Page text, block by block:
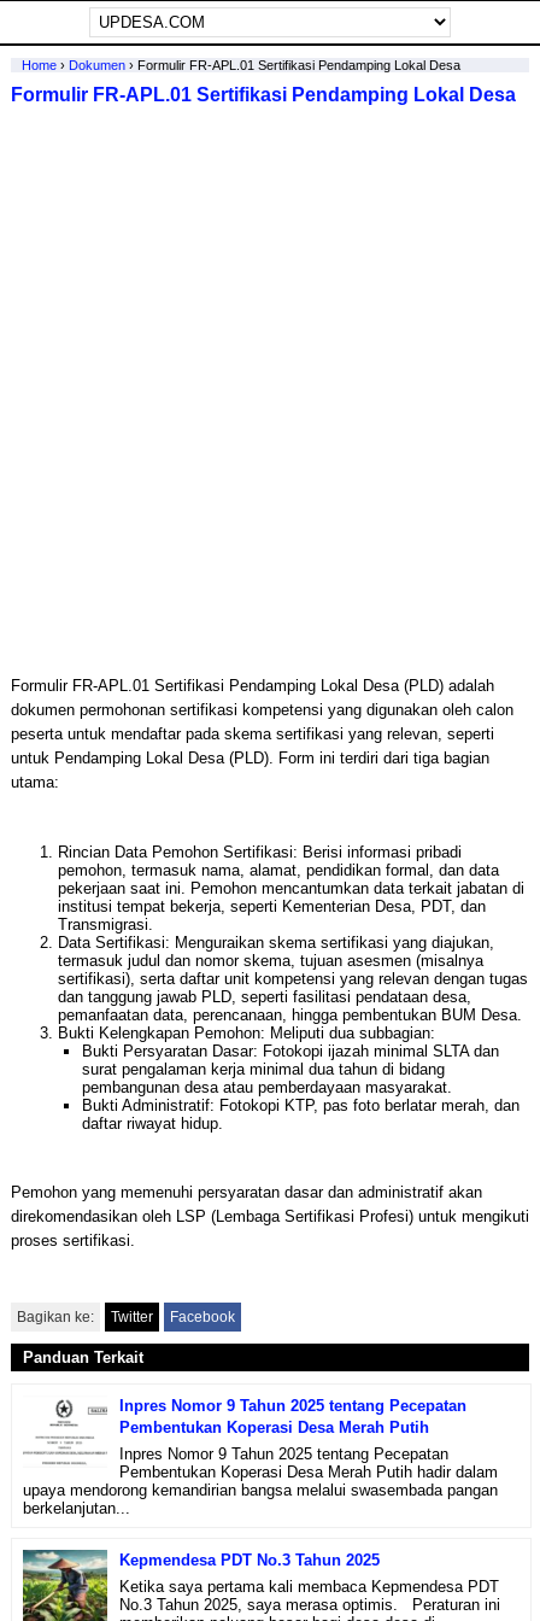
Home› Dokumen› Formulir FR-APL.01 Sertifikasi Pendamping Lokal Desa
Formulir FR-APL.01 Sertifikasi Pendamping Lokal Desa
Formulir FR-APL.01 Sertifikasi Pendamping Lokal Desa (PLD) adalah
dokumen permohonan sertifikasi kompetensi yang digunakan oleh calon
peserta untuk mendaftar pada skema sertifikasi yang relevan, seperti
untuk Pendamping Lokal Desa (PLD). Form ini terdiri dari tiga bagian
utama:
Rincian Data Pemohon Sertifikasi: Berisi informasi pribadi
pemohon, termasuk nama, alamat, pendidikan formal, dan data
pekerjaan saat ini. Pemohon mencantumkan data terkait jabatan di
institusi tempat bekerja, seperti Kementerian Desa, PDT, dan
Transmigrasi.
Data Sertifikasi: Menguraikan skema sertifikasi yang diajukan,
termasuk judul dan nomor skema, tujuan asesmen (misalnya
sertifikasi), serta daftar unit kompetensi yang relevan dengan tugas
dan tanggung jawab PLD, seperti fasilitasi pendataan desa,
pemanfaatan data, perencanaan, hingga pembentukan BUM Desa.
Bukti Kelengkapan Pemohon: Meliputi dua subbagian:
Bukti Persyaratan Dasar: Fotokopi ijazah minimal SLTA dan
surat pengalaman kerja minimal dua tahun di bidang
pembangunan desa atau pemberdayaan masyarakat.
Bukti Administratif: Fotokopi KTP, pas foto berlatar merah, dan
daftar riwayat hidup.
Pemohon yang memenuhi persyaratan dasar dan administratif akan
direkomendasikan oleh LSP (Lembaga Sertifikasi Profesi) untuk mengikuti
proses sertifikasi.
Bagikan ke: Twitter Facebook
Panduan Terkait
Inpres Nomor 9 Tahun 2025 tentang Pecepatan
Pembentukan Koperasi Desa Merah Putih
Inpres Nomor 9 Tahun 2025 tentang Pecepatan
Pembentukan Koperasi Desa Merah Putih hadir dalam
upaya mendorong kemandirian bangsa melalui swasembada pangan
berkelanjutan...
Kepmendesa PDT No.3 Tahun 2025
Ketika saya pertama kali membaca Kepmendesa PDT
No.3 Tahun 2025, saya merasa optimis. Peraturan ini